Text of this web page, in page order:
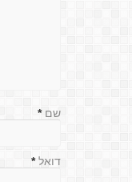
שם *
דואל *